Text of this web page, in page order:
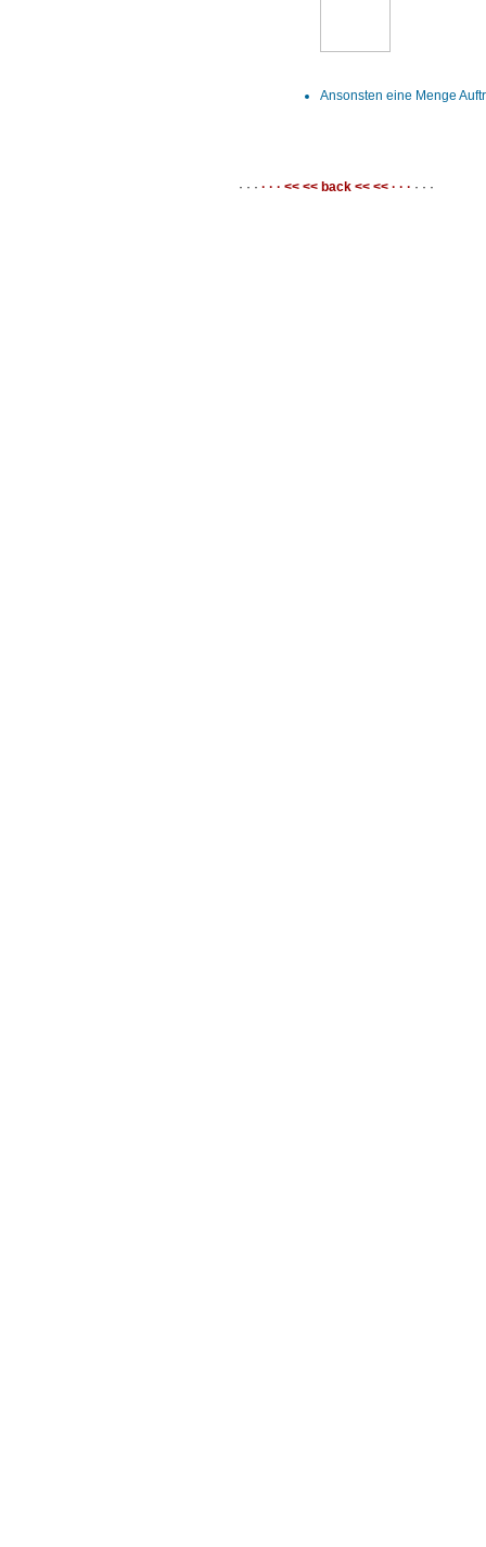
Ansonsten eine Menge
· · · · · · << << back << << · · · · · ·